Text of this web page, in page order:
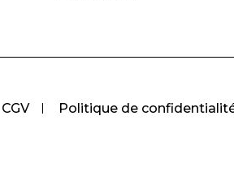
CGV Politique de